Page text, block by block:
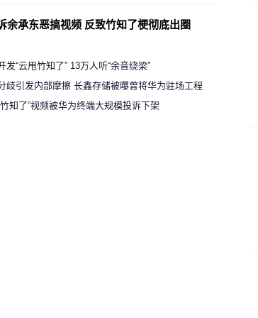
余承东恶搞视频 反致竹知了梗彻底出圈
发“云甩竹知了” 13万人听“余音绕梁”
歧引发内部摩擦 长鑫存储被曝曾将华为驻场工程
研发基地
知了”视频被华为终端大规模投诉下架